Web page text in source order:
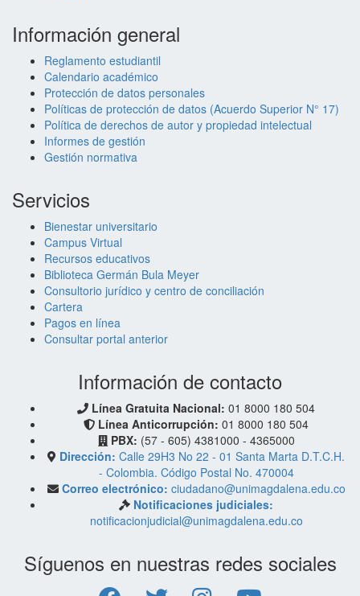
Información general
Reglamento estudiantil
Calendario académico
Protección de datos personales
Políticas de protección de datos (Acuerdo Superior N° 17)
Política de derechos de autor y propiedad intelectual
Informes de gestión
Gestión normativa
Servicios
Bienestar universitario
Campus Virtual
Recursos educativos
Biblioteca Germán Bula Meyer
Consultorio jurídico y centro de conciliación
Cartera
Pagos en línea
Consultar portal anterior
Información de contacto
Línea Gratuita Nacional: 01 8000 180 504
Línea Anticorrupción: 01 8000 180 504
PBX: (57 - 605) 4381000 - 4365000
Dirección: Calle 29H3 No 22 - 01 Santa Marta D.T.C.H.
- Colombia. Código Postal No. 470004
Correo electrónico: ciudadano@unimagdalena.edu.co
Notificaciones judiciales:
notificacionjudicial@unimagdalena.edu.co
Síguenos en nuestras redes sociales